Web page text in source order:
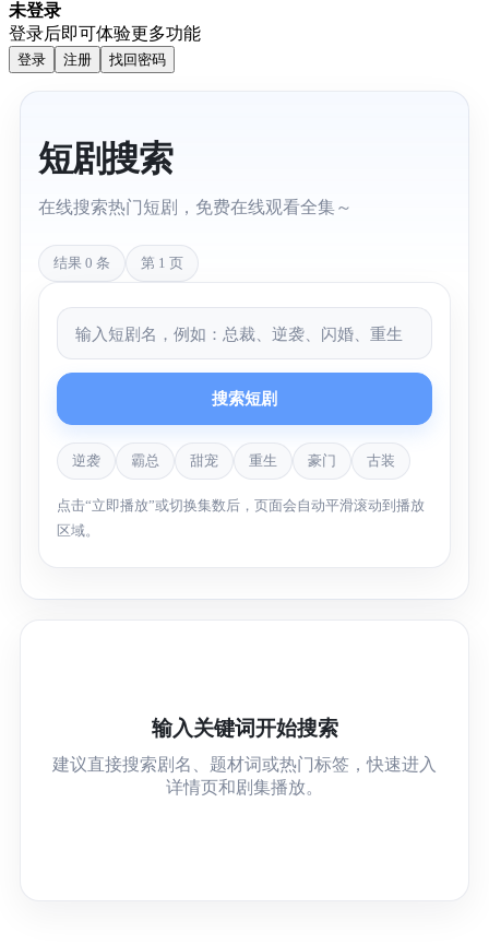
未登录
登录后即可体验更多功能
登录 注册 找回密码
短剧搜索
在线搜索热门短剧，免费在线观看全集～
结果 0 条 第 1 页
搜索短剧
逆袭 霸总 甜宠 重生 豪门 古装
点击“立即播放”或切换集数后，页面会自动平滑滚动到播放
区域。
输入关键词开始搜索
建议直接搜索剧名、题材词或热门标签，快速进入
详情页和剧集播放。